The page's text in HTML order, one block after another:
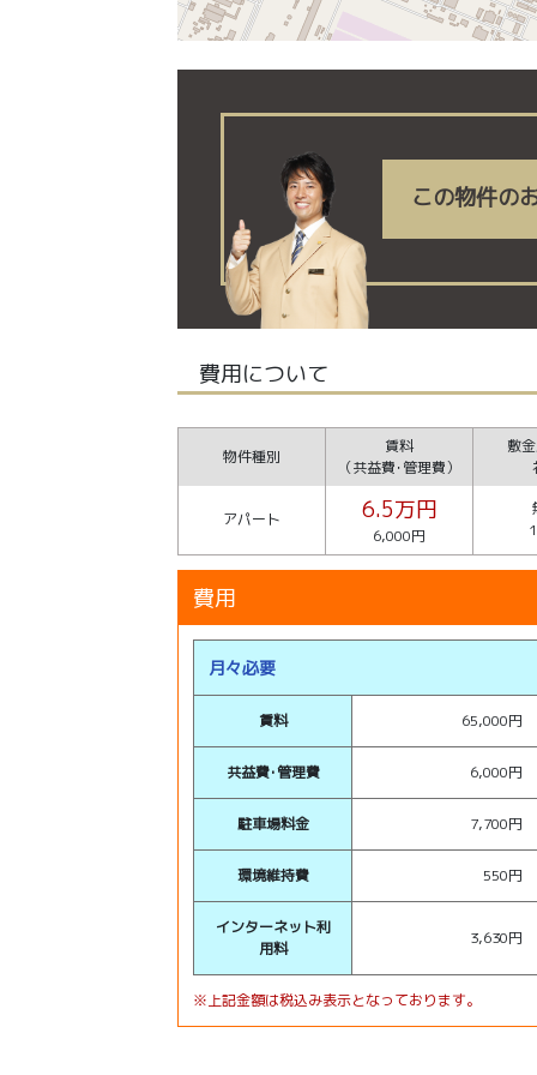
この物件の
費用について
物件種別
賃料
（共益費･管理費）
敷
アパート 6.5万円
6,000円
費用
月々必要
賃料 65,000円
共益費･管理費 6,000円
駐車場料金 7,700円
環境維持費 550円
インターネット利
用料
3,630円
※上記金額は税込み表示となっております。